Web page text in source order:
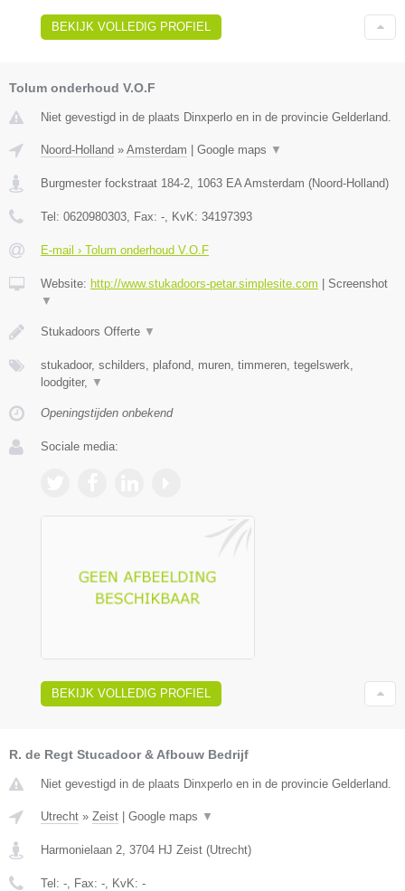
BEKIJK VOLLEDIG PROFIEL
Tolum onderhoud V.O.F
Niet gevestigd in de plaats Dinxperlo en in de provincie Gelderland.
Noord-Holland » Amsterdam Google maps ▼
Burgmester fockstraat 184-2 1063 EA Amsterdam (Noord-Holland)
Tel: 0620980303 , Fax: - , KvK: 34197393
E-mail › Tolum onderhoud V.O.F
Website: http://www.stukadoors-petar.simplesite.com
Screenshot
▼
Stukadoors Offerte ▼
stukadoor, schilders, plafond, muren, timmeren, tegelswerk,
loodgiter,
▼
Openingstijden onbekend
Sociale media:
BEKIJK VOLLEDIG PROFIEL
R. de Regt Stucadoor & Afbouw Bedrijf
Niet gevestigd in de plaats Dinxperlo en in de provincie Gelderland.
Utrecht » Zeist | Google maps ▼
Harmonielaan 2 3704 HJ Zeist (Utrecht)
Tel: - , Fax: - , KvK: -